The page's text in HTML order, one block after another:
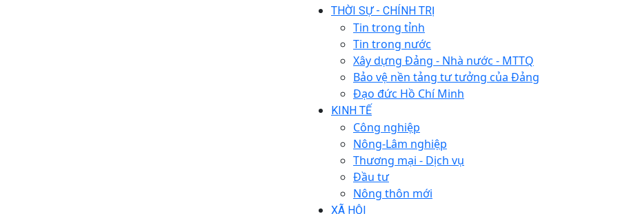
THỜI SỰ - CHÍNH TRỊ
Tin trong tỉnh
Tin trong nước
Xây dựng Đảng - Nhà nước - MTTQ
Bảo vệ nền tảng tư tưởng của Đảng
Đạo đức Hồ Chí Minh
KINH TẾ
Công nghiệp
Nông-Lâm nghiệp
Thương mại - Dịch vụ
Đầu tư
Nông thôn mới
XÃ HỘI